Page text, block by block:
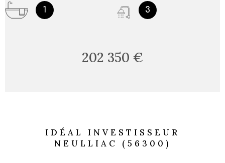
1 3
202 350 €
IDÉAL INVESTISSEUR
NEULLIAC (56300)